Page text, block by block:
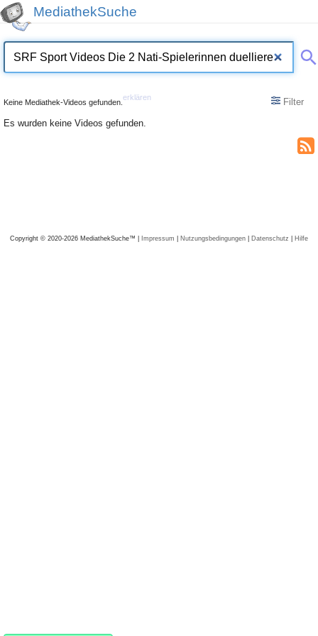
MediathekSuche
Keine Mediathek-Videos gefunden.
erklären
Filter
Es wurden keine Videos gefunden.
Copyright © 2020-2026 MediathekSuche™ | Impressum | Nutzungsbedingungen | Datenschutz | Hilfe